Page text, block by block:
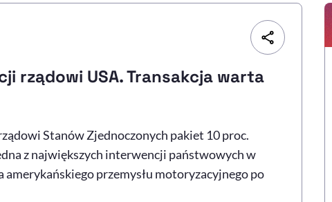
rządowi USA. Transakcja warta
Stanów Zjednoczonych pakiet 10 proc.
z największych interwencji państwowych w
przemysłu motoryzacyjnego po